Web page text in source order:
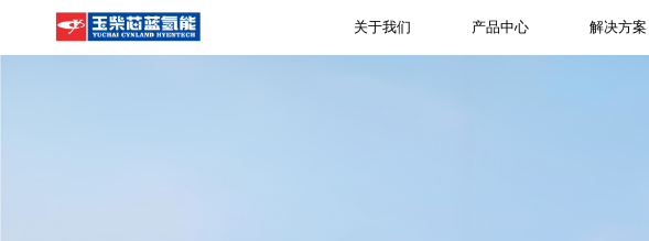
关于我们 产品中心 解决方案